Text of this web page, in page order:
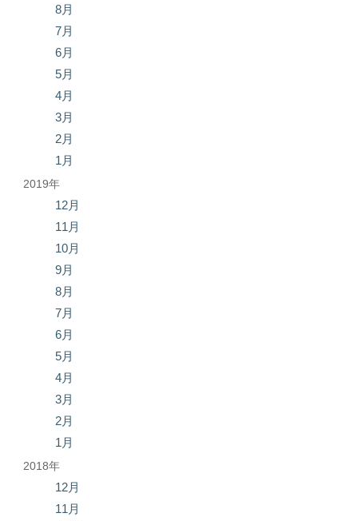
8月
7月
6月
5月
4月
3月
2月
1月
2019年
12月
11月
10月
9月
8月
7月
6月
5月
4月
3月
2月
1月
2018年
12月
11月